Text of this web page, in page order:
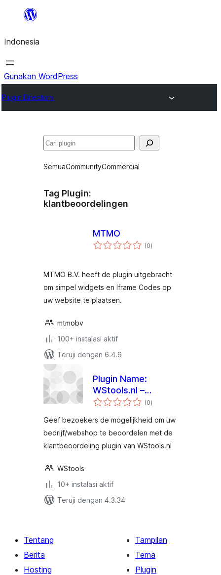
Lewati
konten
Indonesia
Gunakan WordPress
Plugin Directory
Cari
SemuaCommunityCommercial
Tag Plugin:
klantbeoordelingen
MTMO
(0total
rating
)
MTMO B.V. heeft de plugin uitgebracht
om simpel widgets en Iframe Codes op
uw website te plaatsen.
mtmobv
100+ instalasi aktif
Teruji dengan 6.4.9
Plugin Name:
WStools.nl –
Klantbeoordelingen
(0total
rating
)
Geef bezoekers de mogelijkheid om uw
bedrijf/webshop te beoordelen met de
klantbeoordeling plugin van WStools.nl
WStools
10+ instalasi aktif
Teruji dengan 4.3.34
Tentang
Berita
Hosting
Tampilan
Tema
Plugin